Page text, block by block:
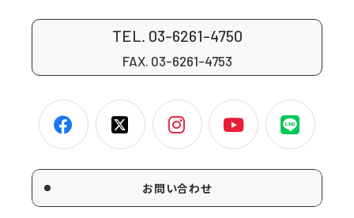
TEL. 03-6261-4750
FAX. 03-6261-4753
お問い合わせ